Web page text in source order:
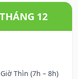
12
Giờ Thìn (7h – 8h)